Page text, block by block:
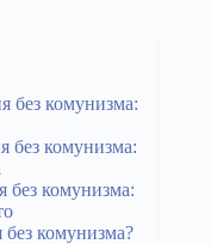
без комунизма:
без комунизма:
без комунизма:
комунизма?